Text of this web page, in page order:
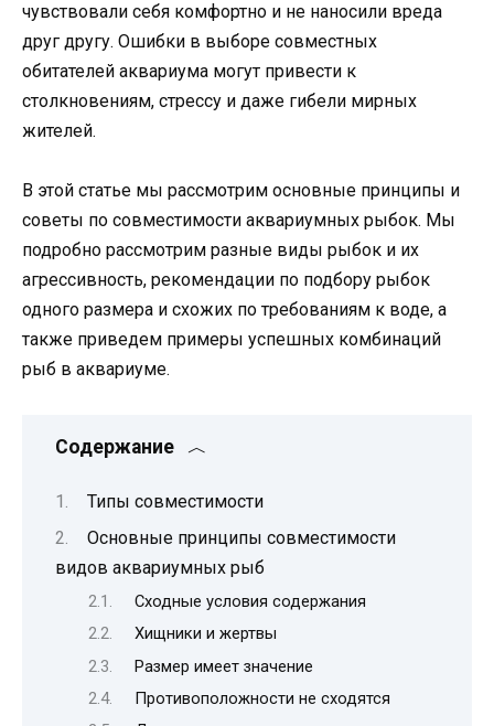
чувствовали себя комфортно и не наносили вреда
друг другу. Ошибки в выборе совместных
обитателей аквариума могут привести к
столкновениям, стрессу и даже гибели мирных
жителей.
В этой статье мы рассмотрим основные принципы и
советы по совместимости аквариумных рыбок. Мы
подробно рассмотрим разные виды рыбок и их
агрессивность, рекомендации по подбору рыбок
одного размера и схожих по требованиям к воде, а
также приведем примеры успешных комбинаций
рыб в аквариуме.
Содержание
Типы совместимости
Основные принципы совместимости
видов аквариумных рыб
Сходные условия содержания
Хищники и жертвы
Размер имеет значение
Противоположности не сходятся